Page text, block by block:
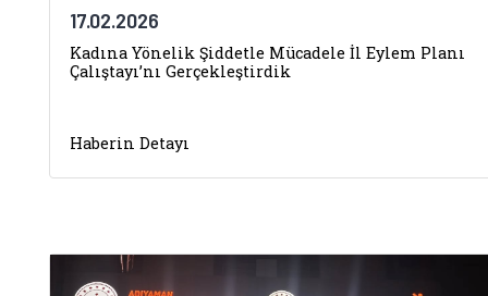
17.02.2026
Kadına Yönelik Şiddetle Mücadele İl Eylem Planı
Çalıştayı’nı Gerçekleştirdik
Haberin Detayı